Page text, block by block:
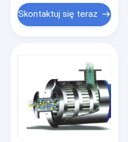
Skontaktuj się teraz